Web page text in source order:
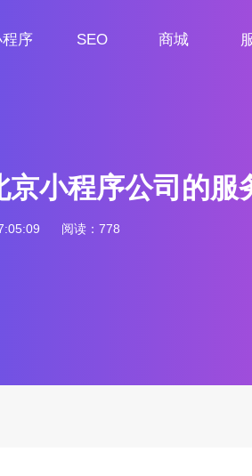
序
SEO
商城
小程序公司的服
阅读：778